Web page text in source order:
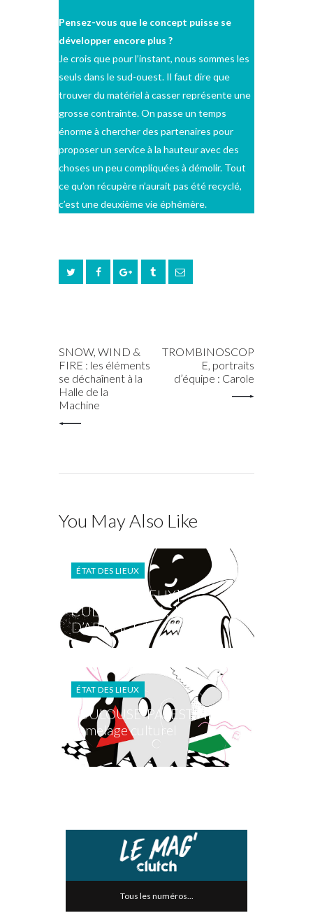
Pensez-vous que le concept puisse se
développer encore plus ?
Je crois que pour l’instant, nous sommes les
seuls dans le sud-ouest. Il faut dire que
trouver du matériel à casser représente une
grosse contrainte. On passe un temps
énorme à chercher des partenaires pour
proposer un service à la hauteur avec des
choses un peu compliquées à démolir. Tout
ce qu’on récupère n’aurait pas été recyclé,
c’est une deuxième vie éphémère.
SNOW, WIND &
FIRE : les éléments
se déchaînent à la
Halle de la
Machine
TROMBINOSCOP
E, portraits
d’équipe : Carole
You May Also Like
ÉTAT DES LIEUX
[ÉTAT DES LIEUX]
CULTURE ET IA, JEUX
D’ARTIFICE !
ÉTAT DES LIEUX
TOULOUSE-PALESTINE :
Jumelage culturel
Tous les numéros...